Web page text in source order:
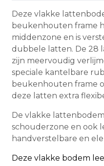
Deze vlakke
beukenhouten frame
middenzone en is
dubbele latten. De 28
zijn meervoudig
speciale kantelbare
beukenhouten frame
deze latten extra
De vlakke
schouderzone en ook
handverstelbare en
Deze vlakke bodem